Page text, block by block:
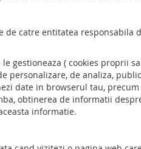
catre entitatea responsabila
gestioneaza ( cookies proprii
personalizare, de analiza,
date in browserul tau,
obtinerea de informatii
informatie.